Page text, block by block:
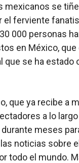
mexicanos se
el ferviente
000 personas
en México, que
que se ha
que ya recibe a
a lo
meses
noticias sobre
todo el mundo.